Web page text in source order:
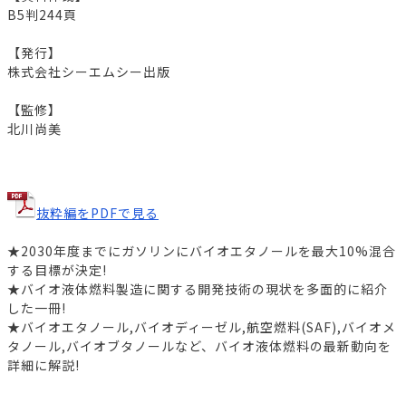
B5判244頁
【発行】
株式会社シーエムシー出版
【監修】
北川尚美
抜粋編をPDFで見る
★2030年度までにガソリンにバイオエタノールを最大10%混合
する目標が決定!
★バイオ液体燃料製造に関する開発技術の現状を多面的に紹介
した一冊!
★バイオエタノール,バイオディーゼル,航空燃料(SAF),バイオメ
タノール,バイオブタノールなど、バイオ液体燃料の最新動向を
詳細に解説!